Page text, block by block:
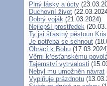
Plný lásky a úcty
Duchovní život
Dobrý voják (21.03.2024)
Nejlepší prostředek
Ty jsi šťastný pěstoun
Je potřeba se sehnout
Obrací k Bohu
Věrni křesťanskému
Tajemství vytrvalosti
Nebyl mu umožněn návrat
Vyplňuje prázdnotu